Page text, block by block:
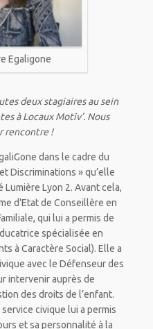
Egaligone
deux stagiaires au sein
à Locaux Motiv’. Nous
rencontre !
dans le cadre du
Discriminations » qu’elle
Lumière Lyon 2. Avant cela,
d’Etat de Conseillère en
qui lui a permis de
spécialisée en
à Caractère Social). Elle a
avec le Défenseur des
intervenir auprès de
des droits de l’enfant.
civique lui a permis
et sa personnalité à la